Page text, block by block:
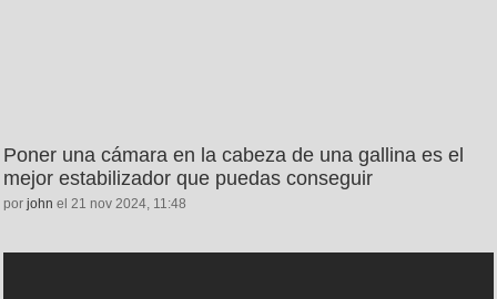
Poner una cámara en la cabeza de una gallina es el
mejor estabilizador que puedas conseguir
por john el 21 nov 2024, 11:48